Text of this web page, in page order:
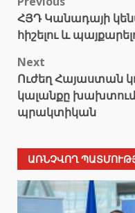
Post
navigation
ՀՅԴ Կանադայի
հիշելու և
Next
Ուժեղ Հայաստան
կալանքը
պրակտիկան
ԱՌՆՉՎՈՂ